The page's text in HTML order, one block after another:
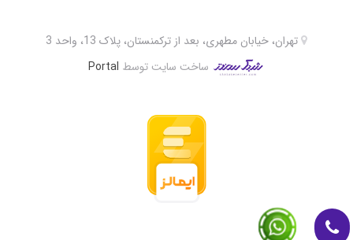
ساخت سایت توسط Portal
تهران، خیابان مطهری، بعد از ترکمنستان، پلاک 13، واحد 3